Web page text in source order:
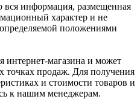
информация, размещенная
характер и не
положениями
интернет-магазина и может
точках продаж. Для получения
и стоимости товаров и
к нашим менеджерам.